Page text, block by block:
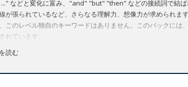
などと変化に富み、"and" "but" "then" などの接続詞で結
が張られているなど、さらなる理解力、想像力が求められ
このレベル独自のキーワードはありません。このパックに
れています。
イトル: Pocket Money / The Evil Genie / Save Floppy! / What
読む